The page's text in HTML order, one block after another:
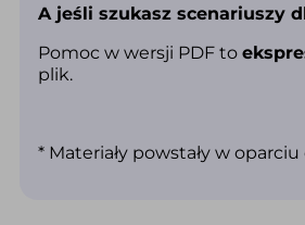
A jeśli szukasz scenariuszy
Pomoc w wersji PDF to
plik.
* Materiały powstały w